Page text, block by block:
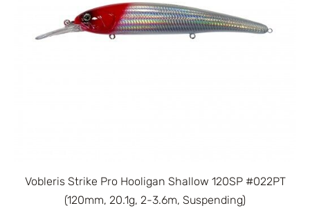
Vobleris Strike Pro Hooligan Shallow 120SP #022PT
(120mm, 20.1g, 2-3.6m, Suspending)